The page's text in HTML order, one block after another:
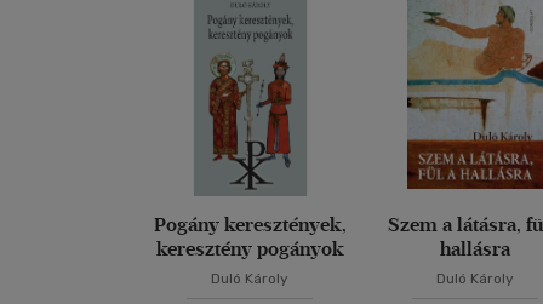
Pogány keresztények,
keresztény pogányok
Duló Károly
Szem a látásra,
hallásra
Duló Károly